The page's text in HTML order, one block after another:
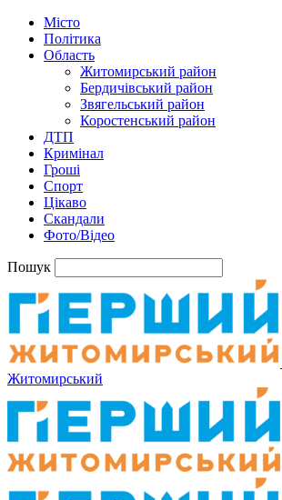
Місто
Політика
Область
Житомирський район
Бердичівський район
Звягельський район
Коростенський район
ДТП
Кримінал
Гроші
Спорт
Цікаво
Скандали
Фото/Відео
Пошук
Житомирський